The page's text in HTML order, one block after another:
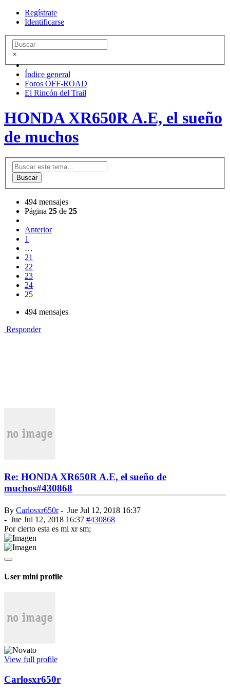
Regístrate
Identificarse
×
Índice general
Foros OFF-ROAD
El Rincón del Trail
HONDA XR650R A.E, el sueño
de muchos
Buscar
494 mensajes
Página 25 de 25
Anterior
1
…
21
22
23
24
25
494 mensajes
Responder
Re: HONDA XR650R A.E, el sueño de
muchos#430868
By Carlosxr650r- Jue Jul 12, 2018 16:37
- Jue Jul 12, 2018 16:37 #430868
Por cierto esta es mi xr sm;
User mini profile
View full profile
Carlosxr650r